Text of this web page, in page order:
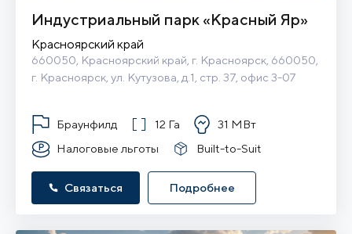
Индустриальный парк «Красный Яр»
Красноярский край
660050, Красноярский край, г. Красноярск, 660050,
г. Красноярск, ул. Кутузова, д.1, стр. 37, офис 3-07
Браунфилд 12 Га
31 МВт
Налоговые льготы
Built-to-Suit
Связаться Подробнее